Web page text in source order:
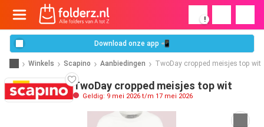
!
Download onze app 📲
Winkels Scapino Aanbiedingen TwoDay cropped meisjes top wit
TwoDay cropped meisjes top wit
Geldig: 9 mei 2026 t/m 17 mei 2026